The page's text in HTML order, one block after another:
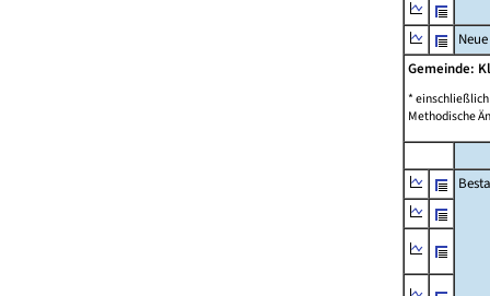
Gemeinde:
*
Methodische